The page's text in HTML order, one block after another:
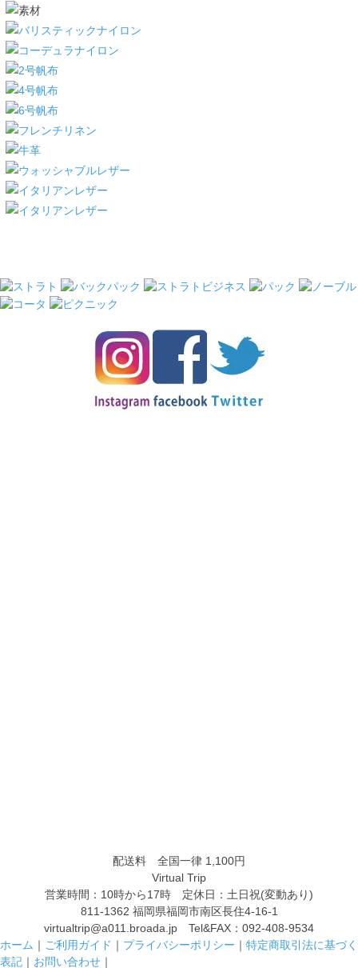
配送料 全国一律 1,100円
Virtual Trip
営業時間：10時から17時 定休日：土日祝(変動あり)
811-1362 福岡県福岡市南区長住4-16-1
virtualtrip@a011.broada.jp Tel&FAX： 092-408-9534
ホーム ｜ ご利用ガイド ｜ プライバシーポリシー ｜ 特定商取引法に基づく
表記 ｜ お問い合わせ ｜